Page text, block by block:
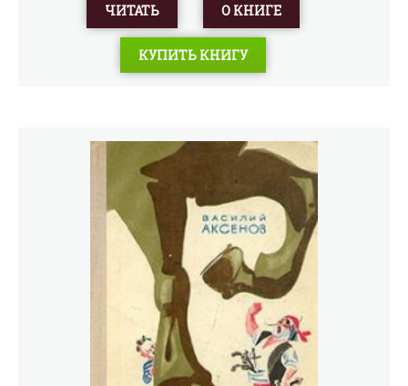
ЧИТАТЬ О КНИГЕ
КУПИТЬ КНИГУ